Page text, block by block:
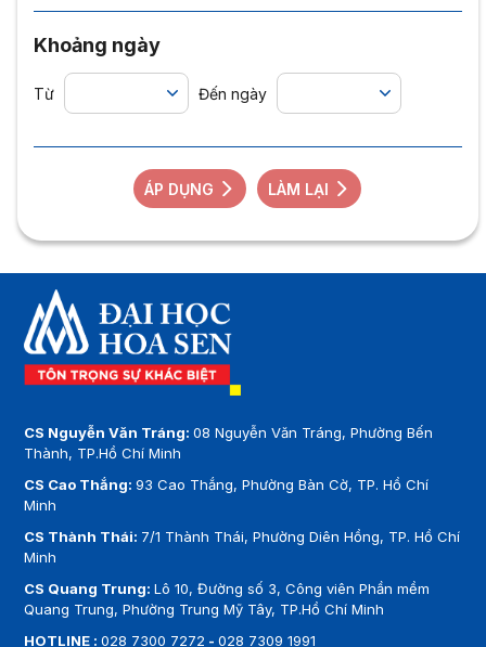
Khoảng ngày
Từ Đến ngày
ÁP DỤNG LÀM LẠI
CS Nguyễn Văn Tráng:08 Nguyễn Văn Tráng, Phường Bến
Thành, TP.Hồ Chí Minh
CS Cao Thắng:93 Cao Thắng, Phường Bàn Cờ, TP. Hồ Chí
Minh
CS Thành Thái: 7/1 Thành Thái, Phường Diên Hồng, TP. Hồ Chí
Minh
CS Quang Trung:Lô 10, Đường số 3, Công viên Phần mềm
Quang Trung, Phường Trung Mỹ Tây, TP.Hồ Chí Minh
HOTLINE :028 7300 7272 -028 7309 1991